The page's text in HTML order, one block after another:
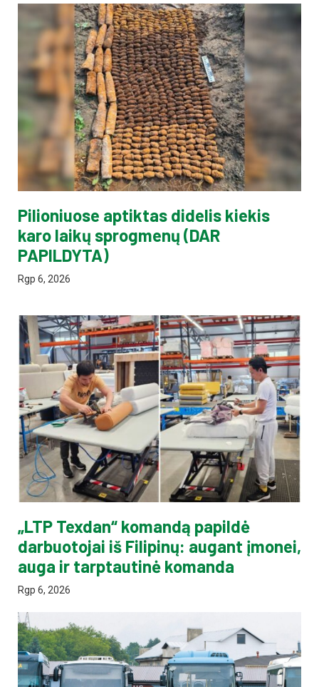
Pilioniuose aptiktas didelis kiekis
karo laikų sprogmenų (DAR
PAPILDYTA)
Rgp 6, 2026
„LTP Texdan“ komandą papildė
darbuotojai iš Filipinų: augant įmonei,
auga ir tarptautinė komanda
Rgp 6, 2026